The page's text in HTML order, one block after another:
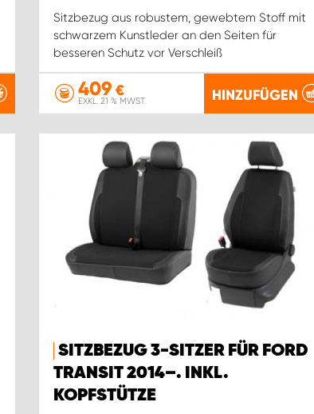
Sitzbezug aus robustem, gewebtem Stoff mit
schwarzem Kunstleder an den Seiten für
besseren Schutz vor Verschleiß
409€
EXKL. 21 % MWST. HINZUFÜGEN
SITZBEZUG 3-SITZER FÜR FORD
TRANSIT 2014–. INKL.
KOPFSTÜTZE